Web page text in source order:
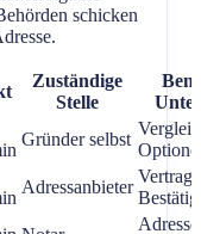
schicken
Zuständige
Stelle
Gründer selbst
Adressanbieter
Vertrag,